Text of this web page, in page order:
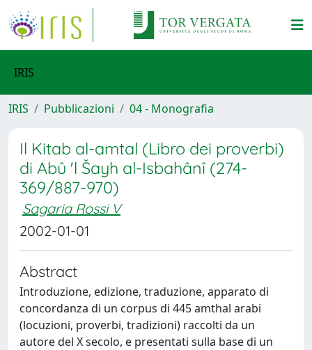
IRIS
IRIS Pubblicazioni 04 - Monografia
Il Kitab al-amtal (Libro dei proverbi)
di Abû 'l Šayh al-Isbahânî (274-
369/887-970)
Sagaria Rossi V
2002-01-01
Abstract
Introduzione, edizione, traduzione, apparato di
concordanza di un corpus di 445 amthal arabi
(locuzioni, proverbi, tradizioni) raccolti da un
autore del X secolo, e presentati sulla base di un